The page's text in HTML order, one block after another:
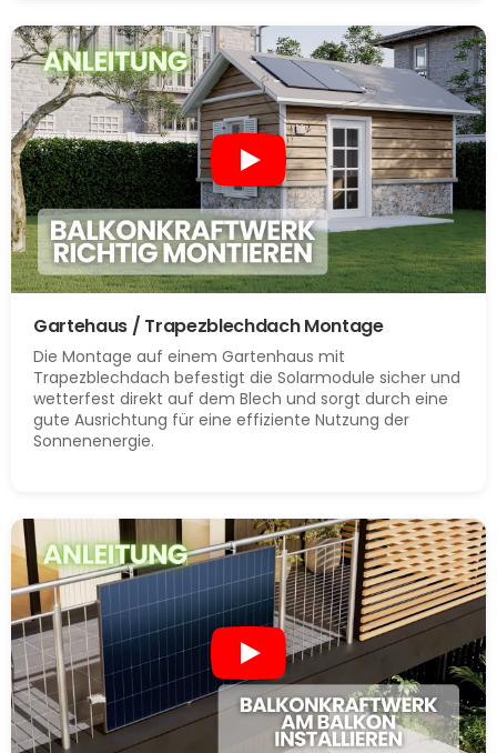
Gartehaus / Trapezblechdach Montage
Die Montage auf einem Gartenhaus mit
Trapezblechdach befestigt die Solarmodule sicher und
wetterfest direkt auf dem Blech und sorgt durch eine
gute Ausrichtung für eine effiziente Nutzung der
Sonnenenergie.